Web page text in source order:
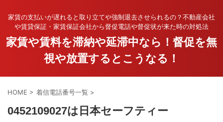
家賃の支払いが遅れると取り立てや強制退去させられるの？不動産会社
や賃貸保証・家賃保証会社から督促電話や督促状が来た時の対処法
家賃や賃料を滞納や延滞中なら！督促を無
視や放置するとこうなる！
HOME > 着信電話番号一覧 >
0452109027は日本セーフティー